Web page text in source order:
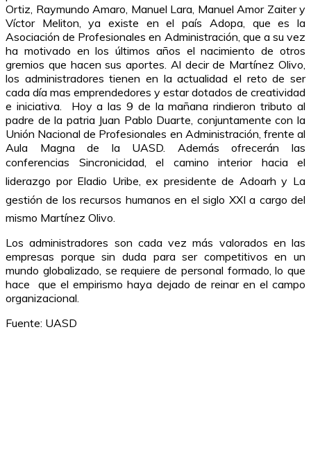
Ortiz, Raymundo Amaro, Manuel Lara, Manuel Amor Zaiter y
Víctor Meliton, ya existe en el país Adopa, que es la
Asociación de Profesionales en Administración, que a su vez
ha motivado en los últimos años el nacimiento de otros
gremios que hacen sus aportes. Al decir de Martínez Olivo,
los administradores tienen en la actualidad el reto de ser
cada día mas emprendedores y estar dotados de creatividad
e iniciativa. Hoy a las 9 de la mañana rindieron tributo al
padre de la patria Juan Pablo Duarte, conjuntamente con la
Unión Nacional de Profesionales en Administración, frente al
Aula Magna de la UASD. Además ofrecerán las
conferencias Sincronicidad, el camino interior hacia el
liderazgo por Eladio Uribe, ex presidente de Adoarh y La
gestión de los recursos humanos en el siglo XXI a cargo del
mismo Martínez Olivo.
Los administradores son cada vez más valorados en las
empresas porque sin duda para ser competitivos en un
mundo globalizado, se requiere de personal formado, lo que
hace que el empirismo haya dejado de reinar en el campo
organizacional.
Fuente: UASD